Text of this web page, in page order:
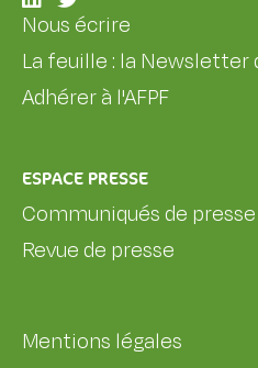
Nous écrire
La feuille : la Newsletter
Adhérer à l'AFPF
ESPACE PRESSE
Communiqués de presse
Revue de presse
Mentions légales